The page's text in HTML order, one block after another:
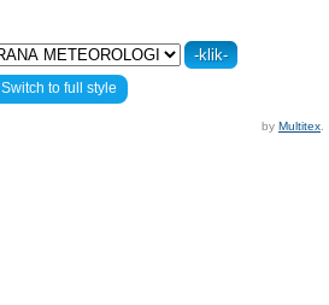
Switch to full style
by Multitex